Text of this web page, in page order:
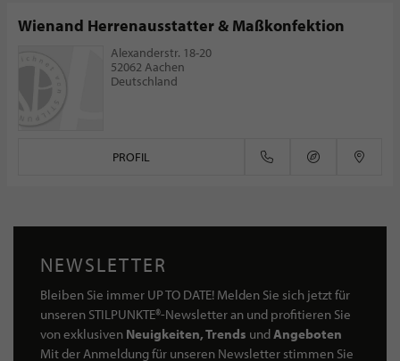
Wienand Herrenausstatter & Maßkonfektion
Alexanderstr. 18-20
52062 Aachen
Deutschland
PROFIL
NEWSLETTER
Bleiben Sie immer UP TO DATE! Melden Sie sich jetzt für
unseren STILPUNKTE®-Newsletter an und profitieren Sie
von exklusiven Neuigkeiten, Trends undAngeboten
Mit der Anmeldung für unseren Newsletter stimmen Sie